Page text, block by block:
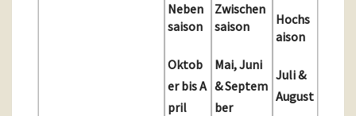
Neben
saison
Oktob
er bis A
pril
Zwischen
saison
Mai, Juni
& Septem
ber
Hochs
aison
Juli &
August